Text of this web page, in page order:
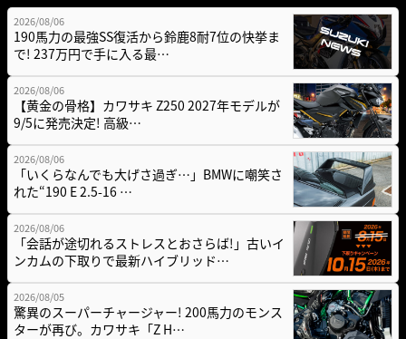
2026/08/06
190馬力の最強SS復活から鈴鹿8耐7位の快挙ま
で! 237万円で手に入る最…
2026/08/06
【黄金の骨格】カワサキ Z250 2027年モデルが
9/5に発売決定! 高級…
2026/08/06
「いくらなんでも大げさ過ぎ…」BMWに嘲笑さ
れた“190 E 2.5-16 …
2026/08/06
「会話が途切れるストレスとおさらば!」古いイ
ンカムの下取りで最新ハイブリッド…
2026/08/05
驚異のスーパーチャージャー! 200馬力のモンス
ターが再び。カワサキ「Z H…